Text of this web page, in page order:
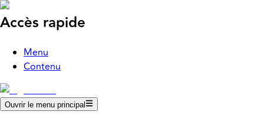
Accès rapide
Menu
Contenu
Ouvrir le menu principal